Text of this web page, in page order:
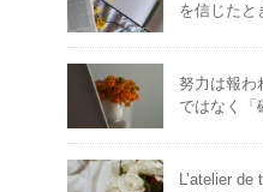
を信じたと
努力は報わ
ではなく「
L’atelier